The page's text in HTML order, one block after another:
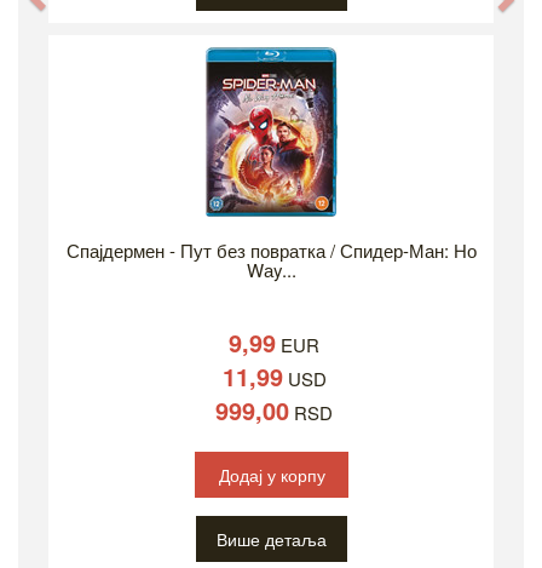
Спајдермен - Пут без повратка / Спидер-Ман: Но
Wаy...
9,99 EUR
11,99USD
999,00 RSD
Додај у корпу
Више детаља